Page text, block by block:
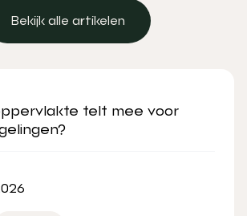
Bekijk alle artikelen
telt mee voor